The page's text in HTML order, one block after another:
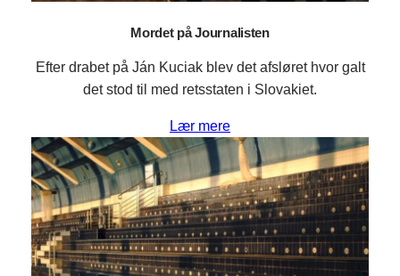
Mordet på Journalisten
Efter drabet på Ján Kuciak blev det afsløret hvor galt
det stod til med retsstaten i Slovakiet.
Lær mere